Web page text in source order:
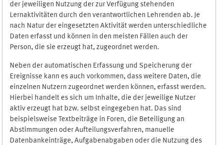
der jeweiligen Nutzung der zur Verfügung stehenden
Lernaktivitäten durch den verantwortlichen Lehrenden ab. Je
nach Natur der eingesetzten Aktivität werden unterschiedliche
Daten erfasst und können in den meisten Fällen auch der
Person, die sie erzeugt hat, zugeordnet werden.
Neben der automatischen Erfassung und Speicherung der
Ereignisse kann es auch vorkommen, dass weitere Daten, die
einzelnen Nutzern zugeordnet werden können, erfasst werden.
Hierbei handelt es sich um Inhalte, die der jeweilige Nutzer
aktiv erzeugt hat bzw. selbst eingegeben hat. Das sind
beispielsweise Textbeiträge in Foren, die Beteiligung an
Abstimmungen oder Aufteilungsverfahren, manuelle
Datenbankeinträge, Aufgabenabgaben oder die Nutzung des